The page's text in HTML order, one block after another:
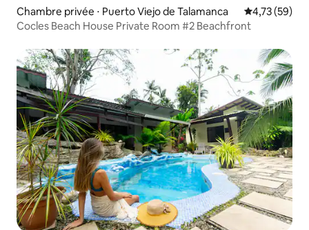
Chambre privée ⋅ Puerto Viejo de Talamanca Évaluation
4,73 (59)
Cocles Beach House Private Room #2 Beachfront